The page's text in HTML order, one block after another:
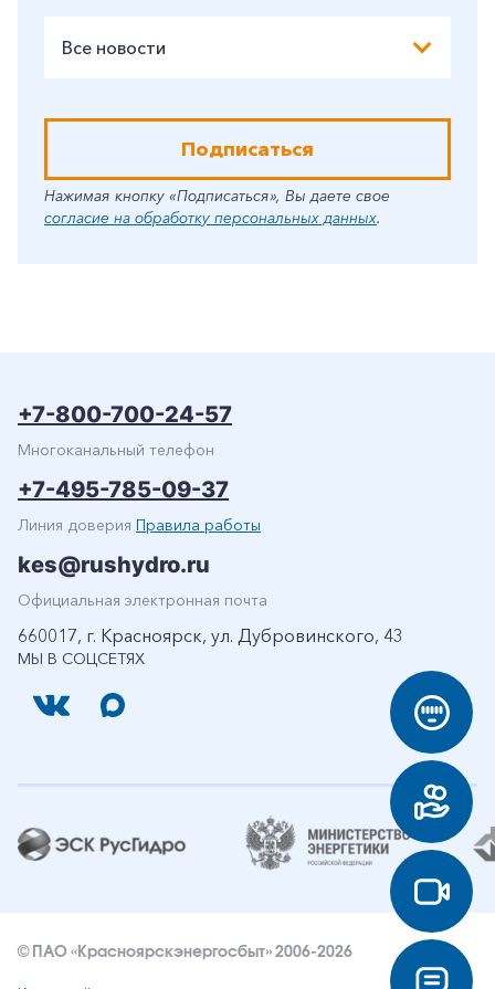
Все новости
Подписаться
Нажимая кнопку «Подписаться», Вы даете свое
согласие на обработку персональных данных.
МЫ В СОЦСЕТЯХ
+7-800-700-24-57
Многоканальный телефон
+7-495-785-09-37
Линия доверия Правила работы
kes@rushydro.ru
Официальная электронная почта
660017, г. Красноярск, ул. Дубровинского, 43
© ПАО «Красноярскэнергосбыт» 2006-2026